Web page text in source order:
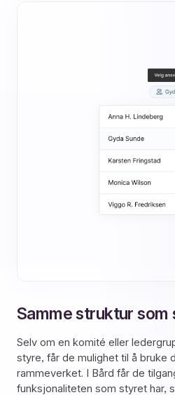
Samme struktur
Selv om en komité eller
styre, får de mulighet til å bruke
rammeverket. I Bård får de
funksjonaliteten som styret har,